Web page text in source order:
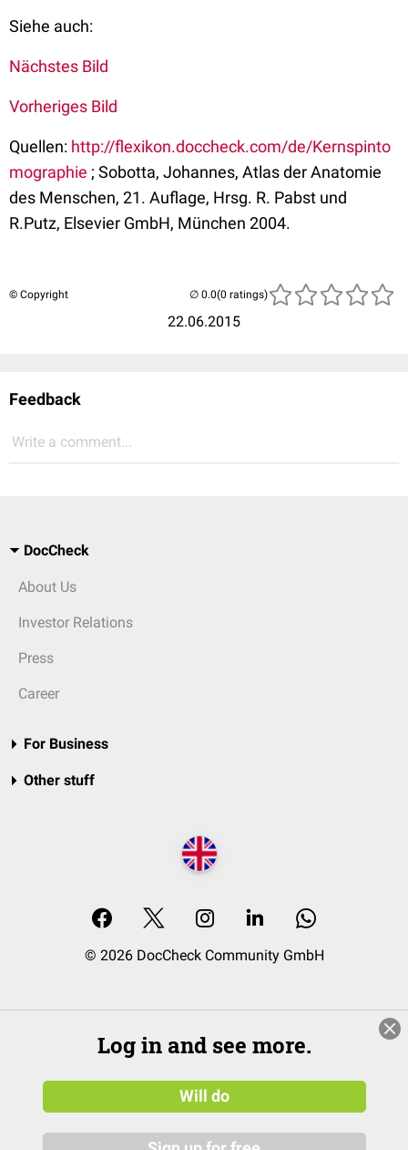
Siehe auch:
Nächstes Bild
Vorheriges Bild
Quellen: http://flexikon.doccheck.com/de/Kernspinto
mographie ; Sobotta, Johannes, Atlas der Anatomie
des Menschen, 21. Auflage, Hrsg. R. Pabst und
R.Putz, Elsevier GmbH, München 2004.
© Copyright
22.06.2015
(0 ratings)
Feedback
Write a comment...
DocCheck
About Us
Investor Relations
Press
Career
For Business
Other stuff
© 2026 DocCheck Community GmbH
Log in and see more.
Will do